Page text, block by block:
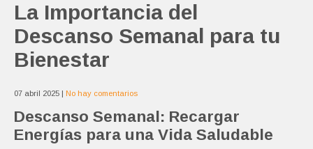
La Importancia del
Descanso Semanal para tu
Bienestar
07 abril 2025 | No hay comentarios
Descanso Semanal: Recargar
Energías para una Vida Saludable